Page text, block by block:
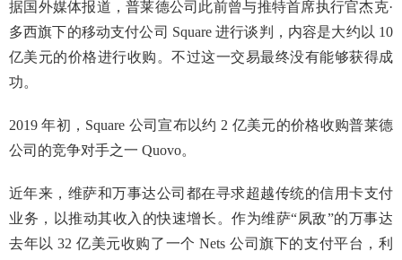
据国外媒体报道，普莱德公司此前曾与推特首席执行官杰克·
多西旗下的移动支付公司 Square 进行谈判，内容是大约以 10
亿美元的价格进行收购。不过这一交易最终没有能够获得成
功。
2019 年初，Square 公司宣布以约 2 亿美元的价格收购普莱德
公司的竞争对手之一 Quovo。
近年来，维萨和万事达公司都在寻求超越传统的信用卡支付
业务，以推动其收入的快速增长。作为维萨“夙敌”的万事达
去年以 32 亿美元收购了一个 Nets 公司旗下的支付平台，利